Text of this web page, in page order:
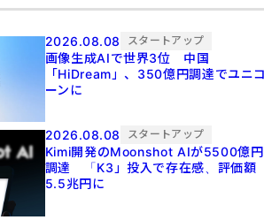
2026.08.08 スタートアップ
画像生成AIで世界3位 中国
「HiDream」、350億円調達でユニ
ーンに
2026.08.08 スタートアップ
Kimi開発のMoonshot AIが5500億円
調達 「K3」投入で存在感、評価額
5.5兆円に